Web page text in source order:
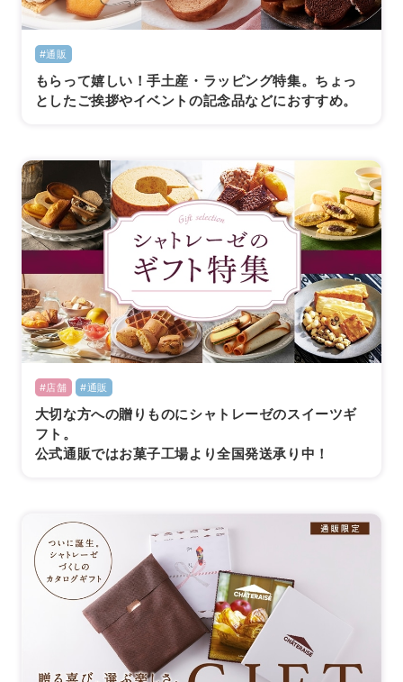
#通販
もらって嬉しい！手土産・ラッピング特集。ちょっ
としたご挨拶やイベントの記念品などにおすすめ。
#店舗 #通販
大切な方への贈りものにシャトレーゼのスイーツギ
フト。
公式通販ではお菓子工場より全国発送承り中！